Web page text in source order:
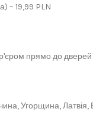
– 19,99 PLN
прямо до дверей
Угорщина, Латвія,